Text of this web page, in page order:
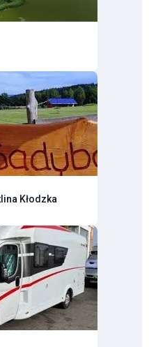
Kłodzka